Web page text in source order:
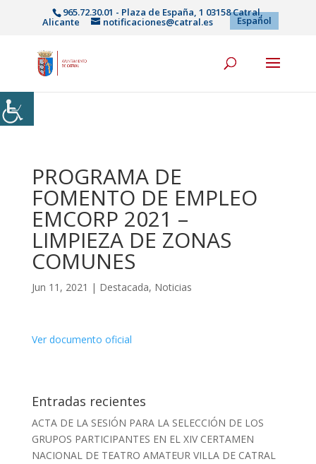
965.72.30.01 - Plaza de España, 1 03158 Catral,
Alicante notificaciones@catral.es Español
PROGRAMA DE
FOMENTO DE EMPLEO
EMCORP 2021 –
LIMPIEZA DE ZONAS
COMUNES
Jun 11, 2021 | Destacada, Noticias
Ver documento oficial
Entradas recientes
ACTA DE LA SESIÓN PARA LA SELECCIÓN DE LOS
GRUPOS PARTICIPANTES EN EL XIV CERTAMEN
NACIONAL DE TEATRO AMATEUR VILLA DE CATRAL